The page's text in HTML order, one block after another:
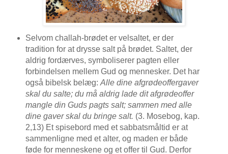
Selvom challah-brødet er velsaltet, er der
tradition for at drysse salt på brødet. Saltet, der
aldrig fordærves, symboliserer pagten eller
forbindelsen mellem Gud og mennesker. Det har
også bibelsk belæg: Alle dine afgrødeoffergaver
skal du salte; du må aldrig lade dit afgrødeoffer
mangle din Guds pagts salt; sammen med alle
dine gaver skal du bringe salt. (3. Mosebog, kap.
2,13) Et spisebord med et sabbatsmåltid er at
sammenligne med et alter, og maden er både
føde for menneskene og et offer til Gud. Derfor